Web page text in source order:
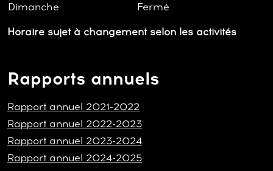
Dimanche
Fermé
Horaire sujet à changement selon les activités
Rapports annuels
Rapport annuel 2021-2022
Rapport annuel 2022-2023
Rapport annuel 2023-2024
Rapport annuel 2024-2025